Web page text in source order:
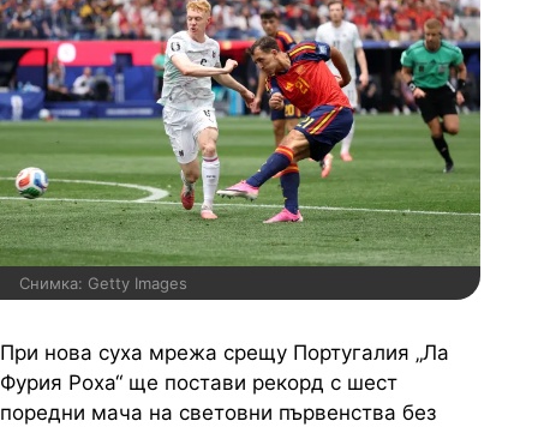
Снимка: Getty Images
При нова суха мрежа срещу Португалия „Ла
Фурия Роха“ ще постави рекорд с шест
поредни мача на световни първенства без